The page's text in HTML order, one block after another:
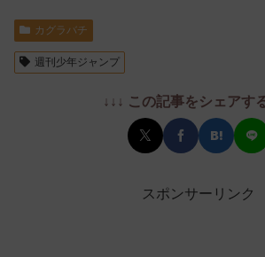
カグラバチ
週刊少年ジャンプ
↓↓↓ この記事をシェアす
スポンサーリンク